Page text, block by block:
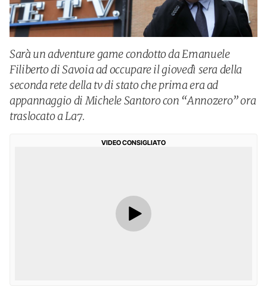
Sarà un adventure game condotto da Emanuele
Filiberto di Savoia ad occupare il giovedì sera della
seconda rete della tv di stato che prima era ad
appannaggio di Michele Santoro con “Annozero” ora
traslocato a La7.
VIDEO CONSIGLIATO